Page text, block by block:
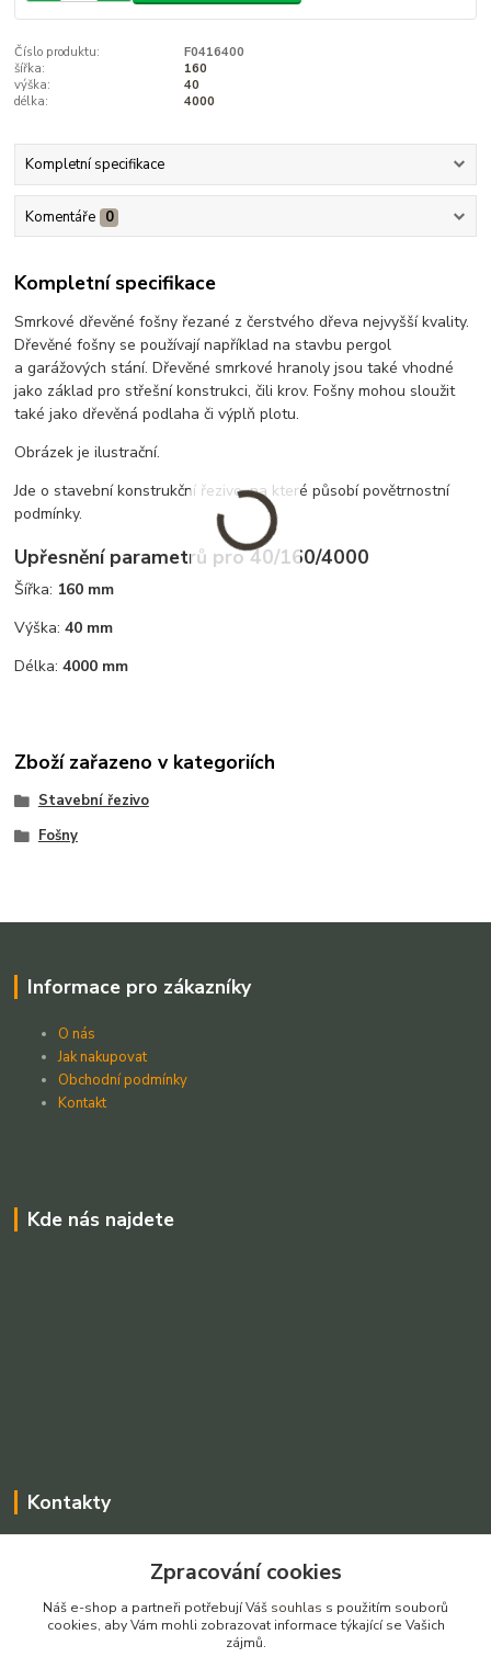
Číslo produktu:
F0416400
šířka:
160
výška:
40
délka:
4000
Kompletní specifikace
Komentáře 0
Kompletní specifikace
Smrkové dřevěné fošny řezané z čerstvého dřeva nejvyšší kvality.
Dřevěné fošny se používají například na stavbu pergol
a garážových stání. Dřevěné smrkové hranoly jsou také vhodné
jako základ pro střešní konstrukci, čili krov. Fošny mohou sloužit
také jako dřevěná podlaha či výplň plotu.
Obrázek je ilustrační.
Jde o stavební konstrukční řezivo, na které působí povětrnostní
podmínky.
Upřesnění parametrů pro 40/160/4000
Šířka: 160 mm
Výška:40 mm
Délka:4000 mm
Zboží zařazeno v kategoriích
Stavební řezivo
Fošny
Informace pro zákazníky
O nás
Jak nakupovat
Obchodní podmínky
Kontakt
Kde nás najdete
Kontakty
+420 775025765
prodejnarezivadecin@seznam.cz
Zpracování cookies
Náš e-shop a partneři potřebují Váš souhlas s použitím souborů
cookies, aby Vám mohli zobrazovat informace týkající se Vašich
zájmů.